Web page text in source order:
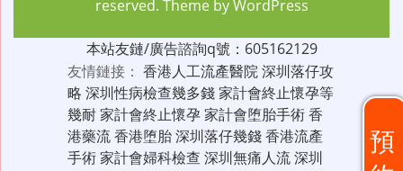
預
reserved. Theme byWordPress
本站友鏈/廣告諮詢q號：605162129
友情鏈接： 香港人工流產醫院深圳落仔攻
略 深圳性病檢查幾多錢家計會終止懷孕等
幾耐家計會終止懷孕家計會堕胎手術香
港藥流香港堕胎深圳落仔幾錢香港流產
手術家計會婦科檢查 深圳無痛人流深圳